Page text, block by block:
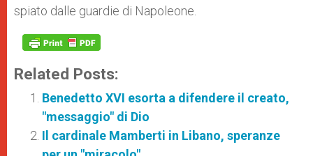
spiato dalle guardie di Napoleone.
Related Posts:
Benedetto XVI esorta a difendere il creato,
"messaggio" di Dio
Il cardinale Mamberti in Libano, speranze